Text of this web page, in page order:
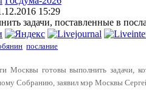
15:29
задачи, поставленные в
послание
Москвы готовы выполнить задачи,
Собранию, заявил мэр Москвы